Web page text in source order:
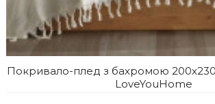
Покривало-плед з бахромою
LoveYouHome